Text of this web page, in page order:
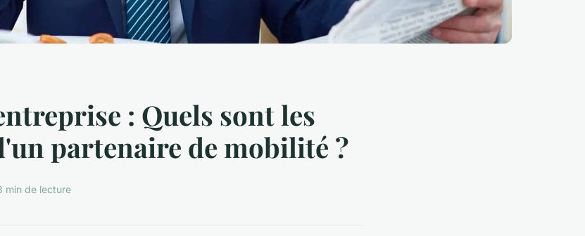
: Quels sont les
partenaire de mobilité ?
min de lecture